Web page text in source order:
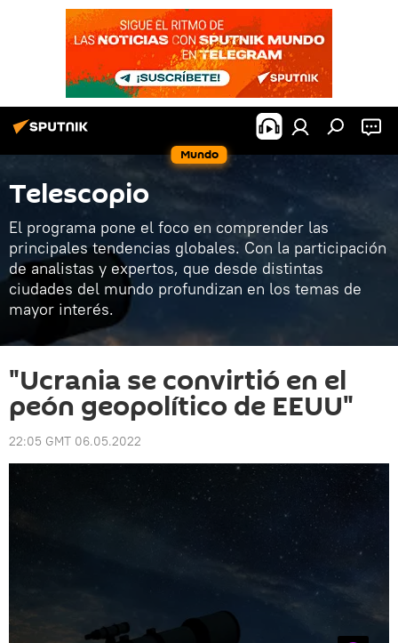
Mundo
Telescopio
El programa pone el foco en comprender las
principales tendencias globales. Con la participación
de analistas y expertos, que desde distintas
ciudades del mundo profundizan en los temas de
mayor interés.
"Ucrania se convirtió en el
peón geopolítico de EEUU"
22:05 GMT 06.05.2022